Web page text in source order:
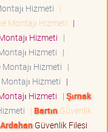
Hizmeti |
Montajı Hizmeti |
Hizmeti |
Hizmeti |
Hizmeti |
Hizmeti |
Hizmeti | Şırnak
| BartınGüvenlik
ArdahanGüvenlik Filesi